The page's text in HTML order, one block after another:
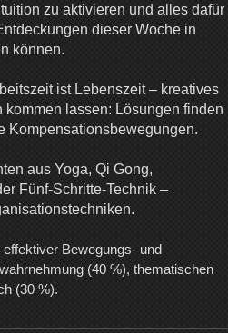
zu aktivieren und alles dafür
dieser Woche in
können.
ist Lebenszeit – kreatives
lassen: Lösungen finden
Kompensationsbewegungen.
aus Yoga, Qi Gong,
Fünf-Schritte-Technik –
Bewegungs- und
(40 %), thematischen
(30 %).